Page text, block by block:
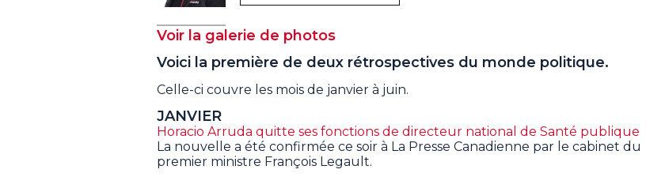
Voir la galerie de photos
Voici la première de deux rétrospectives du monde politique.
Celle-ci couvre les mois de janvier à juin.
JANVIER
Horacio Arruda quitte ses fonctions de directeur national de Santé publique
La nouvelle a été confirmée ce soir à La Presse Canadienne par le cabinet du
premier ministre François Legault.